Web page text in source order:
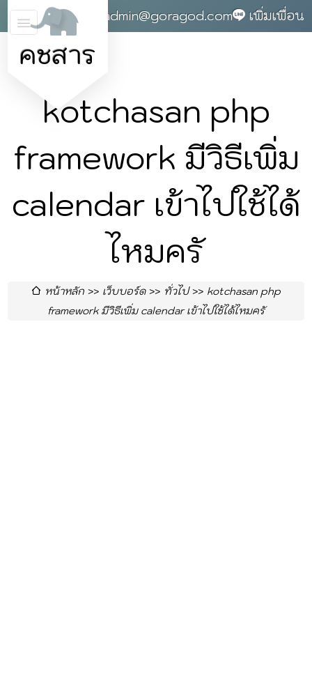
คชสาร
0868142004 admin@goragod.com เพิ่มเพื่อน
kotchasan php
framework มีวิธีเพิ่ม
calendar เข้าไปใช้ได้
ไหมครั
หน้าหลัก เว็บบอร์ด ทั่วไป
kotchasan php
framework มีวิธีเพิ่ม calendar เข้าไปใช้ได้ไหมครั